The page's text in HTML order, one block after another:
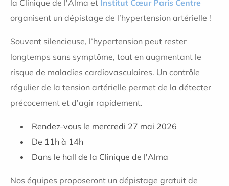
la Clinique de l'Alma et Institut Cœur Paris Centre
organisent un dépistage de l’hypertension artérielle !
Souvent silencieuse, l’hypertension peut rester
longtemps sans symptôme, tout en augmentant le
risque de maladies cardiovasculaires. Un contrôle
régulier de la tension artérielle permet de la détecter
précocement et d’agir rapidement.
Rendez-vous le mercredi 27 mai 2026
De 11h à 14h
Dans le hall de la Clinique de l'Alma
Nos équipes proposeront un dépistage gratuit de